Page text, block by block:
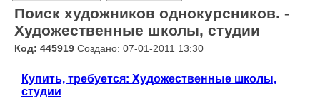
Поиск художников однокурсников. -
Художественные школы, студии
Код: 445919 Создано: 07-01-2011 13:30
Купить, требуется: Художественные школы,
студии